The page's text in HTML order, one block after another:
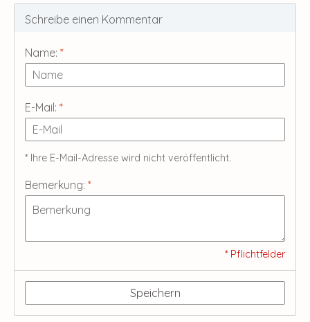
Schreibe einen Kommentar
Name: *
E-Mail: *
* Ihre E-Mail-Adresse wird nicht veröffentlicht.
Bemerkung: *
* Pflichtfelder
Speichern